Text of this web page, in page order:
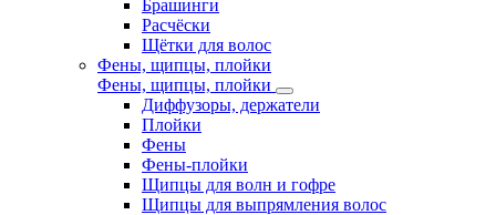
Брашинги
Расчёски
Щётки для волос
Фены, щипцы, плойки
Фены, щипцы, плойки
Диффузоры, держатели
Плойки
Фены
Фены-плойки
Щипцы для волн и гофре
Щипцы для выпрямления волос